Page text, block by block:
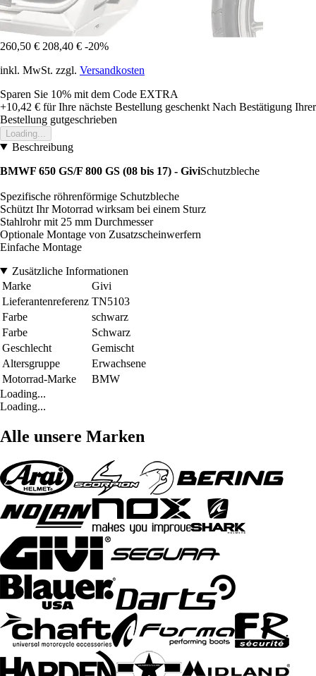
260,50 € 208,40 € -20%
inkl. MwSt. zzgl. Versandkosten
Sparen Sie 10% mit dem Code EXTRA
+10,42 € für Ihre nächste Bestellung geschenkt Nach Bestätigung Ihrer
Bestellung gutgeschrieben
Loading...
Beschreibung
BMWF 650 GS/F 800 GS (08 bis 17) - GiviSchutzbleche
Spezifische röhrenförmige Schutzbleche
Schützt Ihr Motorrad wirksam bei einem Sturz
Stahlrohr mit 25 mm Durchmesser
Optionale Montage von Zusatzscheinwerfern
Einfache Montage
Zusätzliche Informationen
Marke
Givi
Lieferantenreferenz TN5103
Farbe
schwarz
Farbe
Schwarz
Geschlecht
Gemischt
Altersgruppe
Erwachsene
Motorrad-Marke
BMW
Loading...
Loading...
Alle unsere Marken